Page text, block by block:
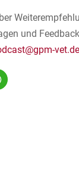
und
vet.de